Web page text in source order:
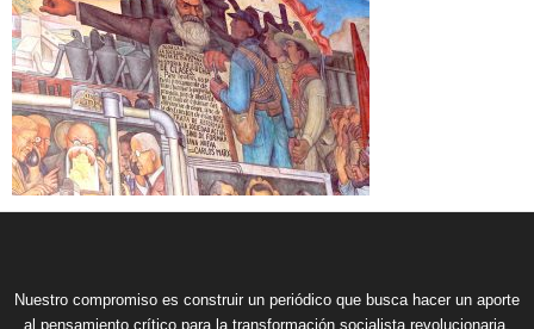
Nuestro compromiso es construir un periódico que busca hacer un aporte
al pensamiento crítico para la transformación socialista revolucionaria,